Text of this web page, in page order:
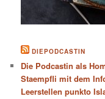
DIEPODCASTIN
Die Podcastin als
Staempfli mit dem
Leerstellen punkto